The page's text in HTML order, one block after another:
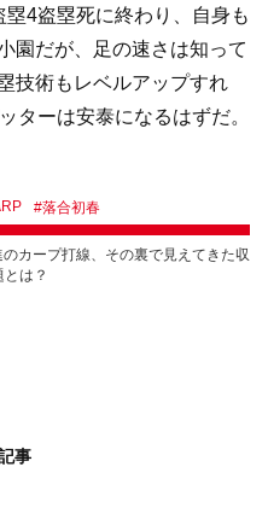
4盗塁死に終わり、自身も
園だが、足の速さは知って
技術もレベルアップすれ
ターは安泰になるはずだ。
#落合初春
カープ打線、その裏で見えてきた収
は？
事